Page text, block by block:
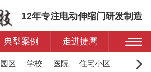
12年专注电动伸缩门研发制造
典型案例 走进捷鹰
区 学校 医院 住宅小区